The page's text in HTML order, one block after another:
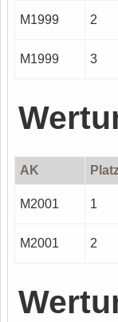
M1999 2
M1999 3
AK
M2001 1
M2001 2